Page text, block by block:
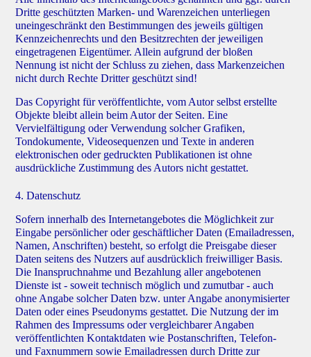
Dritte geschützten Marken- und Warenzeichen unterliegen
uneingeschränkt den Bestimmungen des jeweils gültigen
Kennzeichenrechts und den Besitzrechten der jeweiligen
eingetragenen Eigentümer. Allein aufgrund der bloßen
Nennung ist nicht der Schluss zu ziehen, dass Markenzeichen
nicht durch Rechte Dritter geschützt sind!
Das Copyright für veröffentlichte, vom Autor selbst erstellte
Objekte bleibt allein beim Autor der Seiten. Eine
Vervielfältigung oder Verwendung solcher Grafiken,
Tondokumente, Videosequenzen und Texte in anderen
elektronischen oder gedruckten Publikationen ist ohne
ausdrückliche Zustimmung des Autors nicht gestattet.
4. Datenschutz
Sofern innerhalb des Internetangebotes die Möglichkeit zur
Eingabe persönlicher oder geschäftlicher Daten (Emailadressen,
Namen, Anschriften) besteht, so erfolgt die Preisgabe dieser
Daten seitens des Nutzers auf ausdrücklich freiwilliger Basis.
Die Inanspruchnahme und Bezahlung aller angebotenen
Dienste ist - soweit technisch möglich und zumutbar - auch
ohne Angabe solcher Daten bzw. unter Angabe anonymisierter
Daten oder eines Pseudonyms gestattet. Die Nutzung der im
Rahmen des Impressums oder vergleichbarer Angaben
veröffentlichten Kontaktdaten wie Postanschriften, Telefon-
und Faxnummern sowie Emailadressen durch Dritte zur